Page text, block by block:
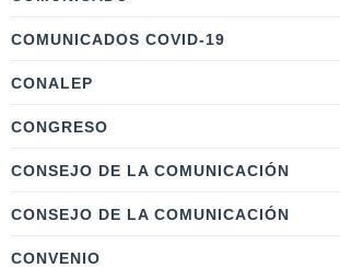
COMUNICADOS COVID-19
CONALEP
CONGRESO
CONSEJO DE LA COMUNICACIÓN
CONSEJO DE LA COMUNICACIÓN
CONVENIO